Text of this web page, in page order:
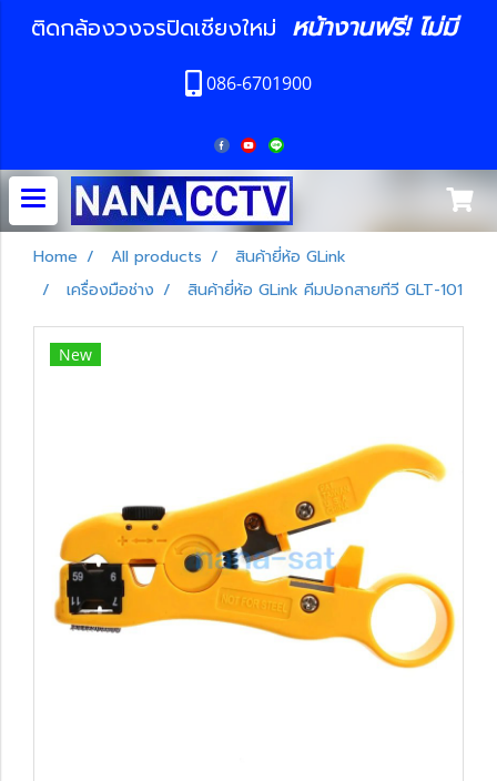
ติดกล้องวงจรปิดเชียงใหม่ หน้างานฟรี! ไม่มี
086-6701900
Home All products
สินค้ายี่ห้อ GLink
เครื่องมือช่าง
สินค้ายี่ห้อ GLink คีมปอกสายทีวี GLT-101
New